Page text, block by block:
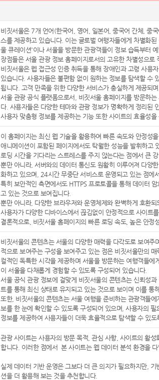
비짓서울은 7개 언어(한국어, 영어, 일본어, 중국어 간체, 중
스를 제공하고 있습니다. 이는 글로벌 여행자들에게 차별화
울 큐레이션'이나 서울을 방문한 관광객들이 정보 습득부터
장점들은 서울 관광 정보 홈페이지로서의 고유한 차별성으로
비짓서울은 웹 접근성 인증 취득을 통해 장애인과 고령 사용
있습니다. 사용자들은 불편함 없이 원하는 정보를 탐색할 수
됩니다. 고객 만족을 위한 다양한 서비스가 충실하게 제공되
서울 관광 공식 플랫폼으로서, 비짓서울 홈페이지를 방문하
다. 사용자들은 다양한 테마와 관광 정보가 명확하게 정리된
사용자 맞춤형 정보를 제공하는 기능 또한 사이트의 효율성
이 홈페이지는 최신 웹 기술을 활용하여 빠른 속도와 안정성
애니메이션이 포함된 페이지에서도 탁월한 성능을 발휘하고
로딩 시간을 기다리는 스트레스를 주지 않는다는 점에서 큰
뿐만 아니라, 서버와의 데이터 통신도 원활히 이루어져 다양
화하고 있으며, 24시간 무중단 서비스로 운영되고 있는 점에
특히 보안적인 측면에서도 HTTPS 프로토콜을 통해 데이터
고 있는 것으로 보여집니다.
뿐만 아니라, 다양한 브라우저와 운영체제와 완벽하게 호환
사용자가 다양한 디바이스에서 끊김없이 안정적으로 사이트
결론적으로, 비짓서울 홈페이지의 빠른 로딩 속도, 높은 안정
비짓서울의 콘텐츠는 서울의 다양한 매력을 다각도로 보여
적으로 보여주는 구성을 보여주고 있는 점은 비짓서울만의
컬적인 독특한 시각을 제공하며 서울을 방문하는 여행객들
이 서울을 다채롭게 경험할 수 있도록 구성되어 있습니다.
서울 공식 관광 정보에 걸맞게 비짓서울의 콘텐츠는 신뢰성
트를 통해 최신 상태로 유지되고 있는 것으로 보이며 이를 통
또한, 비짓서울의 콘텐츠는 서울 여행을 준비하는 관광객들
보를 한 눈에 확인할 수 있도록 구성되어 있으며, 사용자의
정보를 제공하여 사용자들이 더욱 효율적으로 탐색할 수 있
관광 사이트는 사용자의 방문 목적, 관심 사항, 사이트의 활
합니다. 이러한 점에서 본 사이트는 웹 데이터 분석 환경을
실제 데이터 기반 운영은 그보다 더 큰 의지가 필요하지만,
션을 더 활용해 보는 것을 추천합니다.